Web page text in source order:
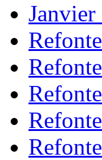
Janvier